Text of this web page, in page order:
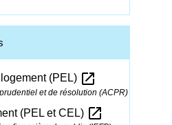
(PEL) open_in_new
et de résolution (ACPR)
(PEL et CEL) open_in_new